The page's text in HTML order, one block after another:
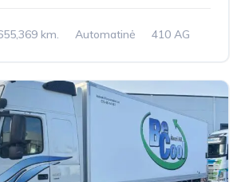
km. Automatinė
410 AG